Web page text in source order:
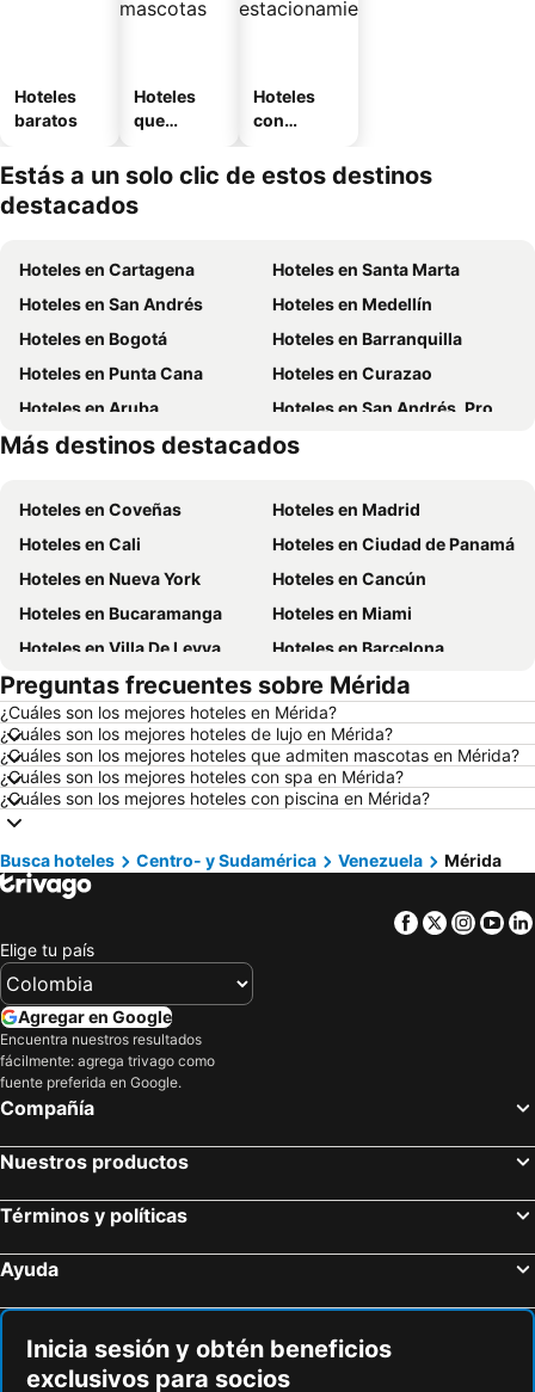
Hoteles
baratos
Hoteles
que
mascotas
Hoteles
con
miento
Estás a un solo clic de estos destinos
destacados
Hoteles en Cartagena
Hoteles en Santa Marta
Hoteles en San Andrés
Hoteles en Medellín
Hoteles en Bogotá
Hoteles en Barranquilla
Hoteles en Punta Cana
Hoteles en Curazao
Hoteles en Aruba
Hoteles en San Andrés, Providencia and Santa Catalina
Hoteles en Cundinamarca
Hoteles en República Dominicana
Más destinos destacados
Hoteles en Coveñas
Hoteles en Madrid
Hoteles en Cali
Hoteles en Ciudad de Panamá
Hoteles en Nueva York
Hoteles en Cancún
Hoteles en Bucaramanga
Hoteles en Miami
Hoteles en Villa De Leyva
Hoteles en Barcelona
Hoteles en Melgar
Hoteles en París
Hoteles en Roma
Hoteles en Ciudad de México
Hoteles en Pereira
Hoteles en Orlando
Hoteles en Villavicencio
Hoteles en Río de Janeiro
Hoteles en Girardot
Hoteles en Santiago de Chile
Hoteles en Madrid
Hoteles en Los Cabos
Hoteles en Riviera Maya
Hoteles en Risaralda
Hoteles en Quindío
Hoteles en Jamaica
Hoteles en Bahamas
Hoteles en Florida
Preguntas frecuentes sobre Mérida
¿Cuáles son los mejores hoteles en Mérida?
¿Cuáles son los mejores hoteles de lujo en Mérida?
¿Cuáles son los mejores hoteles que admiten mascotas en Mérida?
¿Cuáles son los mejores hoteles con spa en Mérida?
¿Cuáles son los mejores hoteles con piscina en Mérida?
Busca hoteles Centro- y Sudamérica Venezuela Mérida
Facebook
Twitter
Elige tu país
Agregar en Google
Encuentra nuestros resultados
fácilmente: agrega trivago como
fuente preferida en Google.
Compañía
Nuestros productos
Términos y políticas
Ayuda
Inicia sesión y obtén beneficios
exclusivos para socios